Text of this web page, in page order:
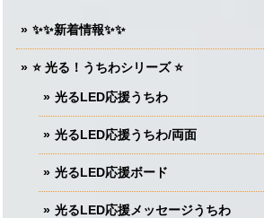
✨✨新着情報✨✨
⭐️ 光る！うちわシリーズ ⭐️
光るLED応援うちわ
光るLED応援うちわ/両面
光るLED応援ボード
光るLED応援メッセージうちわ